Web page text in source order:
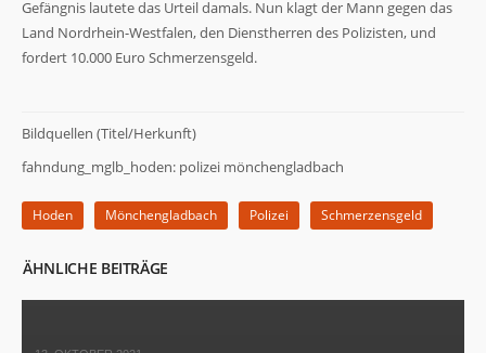
Gefängnis lautete das Urteil damals. Nun klagt der Mann gegen das
Land Nordrhein-Westfalen, den Dienstherren des Polizisten, und
fordert 10.000 Euro Schmerzensgeld.
Bildquellen (Titel/Herkunft)
fahndung_mglb_hoden: polizei mönchengladbach
Hoden Mönchengladbach Polizei Schmerzensgeld
ÄHNLICHE BEITRÄGE
sind nicht
optional. Sie
benötigt,
funktioniert.
Statistiken
Damit wir die
der Website